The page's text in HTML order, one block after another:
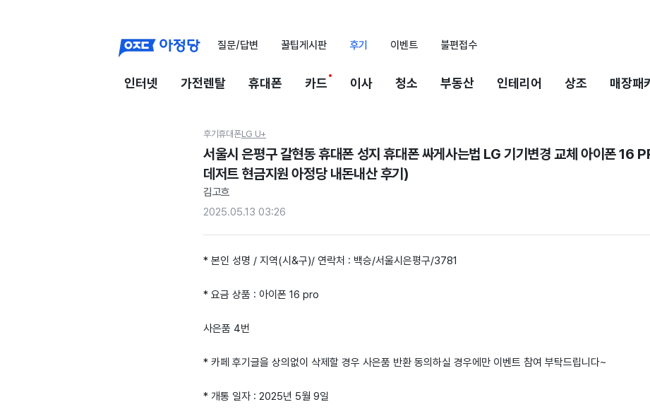
질문/답변 꿀팁게시판 후기 이벤트 불편접수
인터넷 가전렌탈 휴대폰 카드 이사 청소 부동산 인테리어 상조 매장패
후기휴대폰LG U+
서울시 은평구 갈현동 휴대폰 성지 휴대폰 싸게사는법 LG 기기변경 교체 아이폰 16
데저트 현금지원 아정당 내돈내산 후기)
김고흐
2025.05.13 03:26
* 본인 성명 / 지역(시&구)/ 연락처 : 백승/서울시은평구/3781
* 요금 상품 : 아이폰 16 pro
사은품 4번
* 카페 후기글을 상의없이 삭제할 경우 사은품 반환 동의하실 경우에만 이벤트 참여 부탁드립니다~
* 개통 일자 : 2025년 5월 9일